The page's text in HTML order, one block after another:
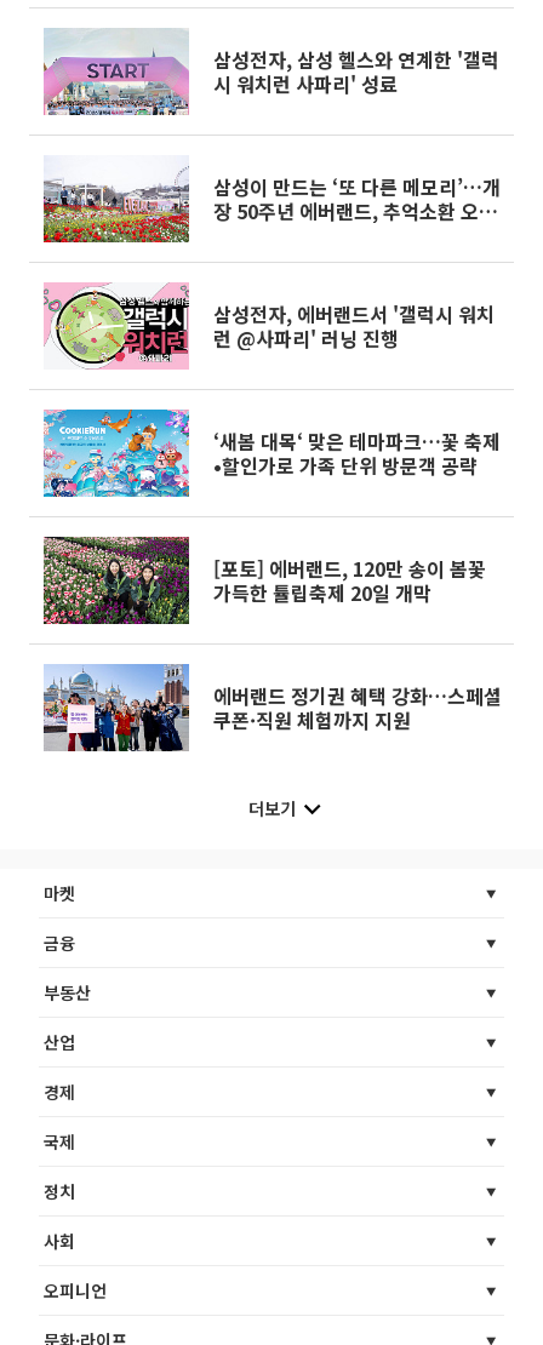
삼성전자, 삼성 헬스와 연계한 '갤럭
시 워치런 사파리' 성료
삼성이 만드는 ‘또 다른 메모리’…개
장 50주년 에버랜드, 추억소환 오감
삼성전자, 에버랜드서 '갤럭시 워치
런 @사파리' 러닝 진행
‘새봄 대목‘ 맞은 테마파크…꽃 축제
•할인가로 가족 단위 방문객 공략
[포토] 에버랜드, 120만 송이 봄꽃
가득한 튤립축제 20일 개막
에버랜드 정기권 혜택 강화…스페셜
쿠폰·직원 체험까지 지원
더보기
마켓
금융
부동산
산업
경제
국제
정치
사회
오피니언
문화·라이프